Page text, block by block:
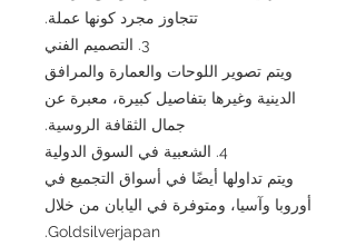
تتجاوز مجرد كونها عملة.
3. التصميم الفني
ويتم تصوير اللوحات والعمارة والمرافق
الدينية وغيرها بتفاصيل كبيرة، معبرة عن
جمال الثقافة الروسية.
4. الشعبية في السوق الدولية
ويتم تداولها أيضًا في أسواق التجميع في
أوروبا وآسيا، ومتوفرة في اليابان من خلال
Goldsilverjapan.